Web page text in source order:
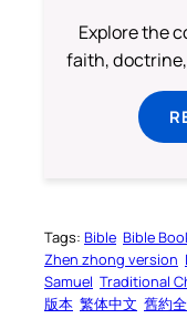
Explore the
faith, doctrine,
Tags: Bible Bible
Zhen zhong version
Samuel Traditional
版本 繁体中文 舊約